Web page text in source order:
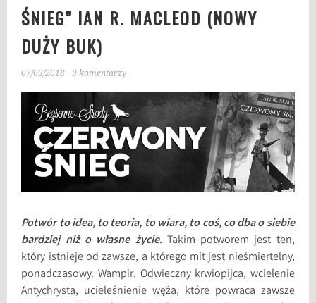
ŚNIEG” IAN R. MACLEOD (NOWY
DUŻY BUK)
07/03/2018 9 komentarzy
Potwór to idea, to teoria, to wiara, to coś, co dba o siebie
bardziej niż o własne życie.Takim potworem jest ten,
który istnieje od zawsze, a którego mit jest nieśmiertelny,
ponadczasowy. Wampir. Odwieczny krwiopijca, wcielenie
Antychrysta, ucieleśnienie węża, które powraca zawsze